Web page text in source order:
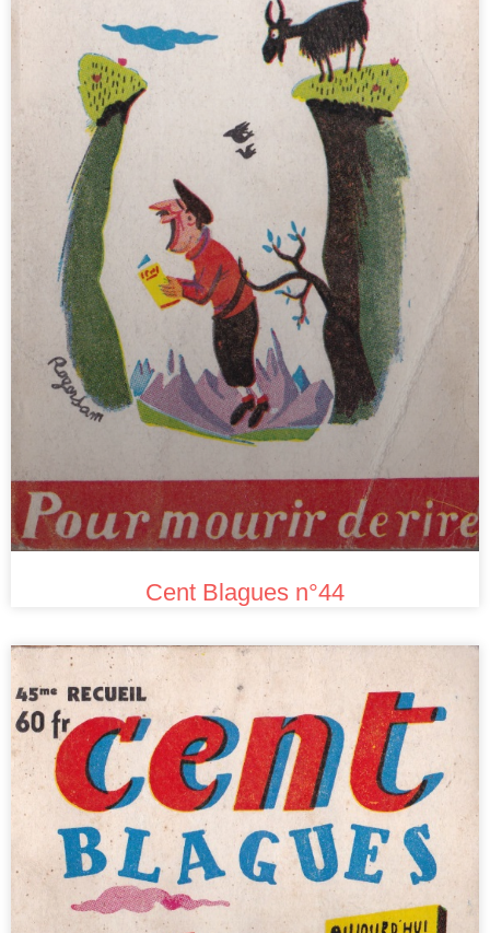
Cent Blagues n°44